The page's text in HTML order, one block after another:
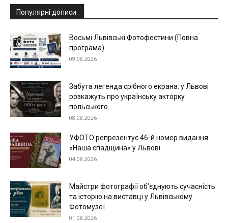
Популярні дописи:
Восьмі Львівські Фотофестини (Повна
програма)
09.08.2026
Забута легенда срібного екрана: у Львові
розкажуть про українську акторку
польського...
08.08.2026
УФОТО репрезентує 46-й номер видання
«Наша спадщина» у Львові
04.08.2026
Майстри фотографії об’єднують сучасність
та історію на виставці у Львівському
Фотомузеї
01.08.2026